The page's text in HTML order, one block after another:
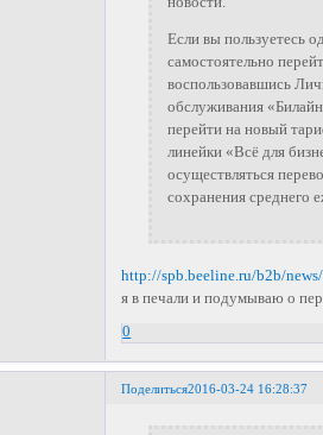
Если вы пользуетесь
самостоятельно
воспользовавшись
обслуживания
перейти на новый
линейки «Всё для
осуществляться
сохранения среднего
http://spb.beeline.ru/b2b/
я в печали и подумываю о
0
Поделиться2016-03-24 16:28:37